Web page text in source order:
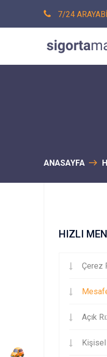
7/24
ANASAYFA
HIZLI
Çerez
Açık
Kişisel